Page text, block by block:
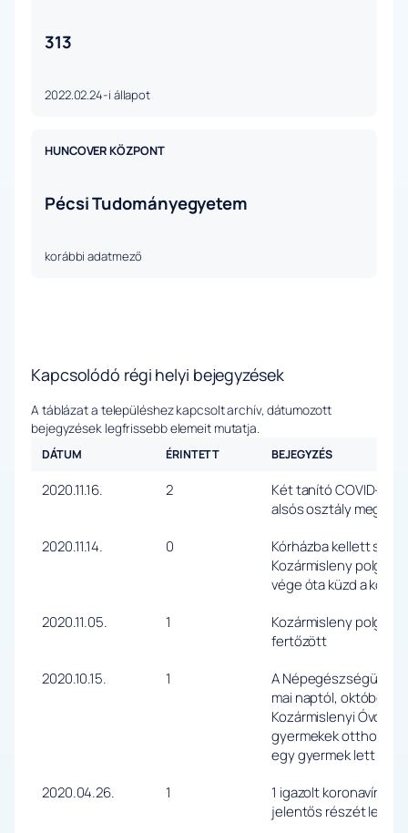
313
2022.02.24-i állapot
HUNCOVER KÖZPONT
Pécsi Tudományegyetem
korábbi adatmező
Kapcsolódó régi helyi bejegyzések
A táblázat a településhez kapcsolt archív, dátumozott
bejegyzések legfrissebb elemeit mutatja.
DÁTUM ÉRINTETT BEJEGYZÉS
2020.11.16. 2
Két tanító COVID-os
alsós osztály
2020.11.14.
0
Kórházba kellett
Kozármisleny
vége óta küzd a
2020.11.05.
1
Kozármisleny
fertőzött
2020.10.15.
1
A Népegészségügyi
mai naptól, október
Kozármislenyi Óvoda
gyermekek otthoni
egy gyermek lett
2020.04.26.
1
1 igazolt koronavírus
jelentős részét